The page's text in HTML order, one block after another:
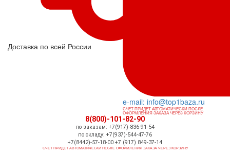
Доставка по всей России
e-mail: info@top1baza.ru
СЧЕТ ПРИДЕТ АВТОМАТИЧЕСКИ ПОСЛЕ
ОФОРМЛЕНИЯ ЗАКАЗА ЧЕРЕЗ КОРЗИНУ
8(800)-101-82-90
по заказам: +7(917)-836-91-54
по складу: +7(937)-544-47-76
+7(8442)-57-18-00 +7 (917) 849-37-14
СЧЕТ ПРИДЕТ АВТОМАТИЧЕСКИ ПОСЛЕ ОФОРМЛЕНИЯ ЗАКАЗА ЧЕРЕЗ КОРЗИНУ